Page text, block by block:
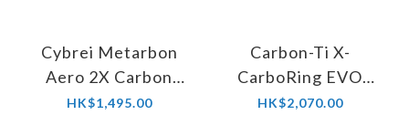
Cybrei Metarbon
Aero 2X Carbon
BCD110x4 齒片
HK$1,495.00
Carbon-Ti X-
CarboRing EVO
BCD110x4 碳纖維齒
HK$2,070.00